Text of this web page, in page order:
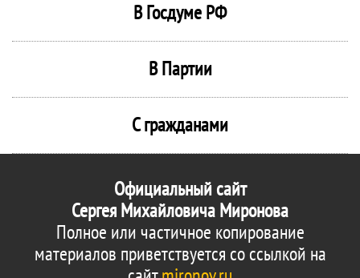
В Госдуме РФ
В Партии
С гражданами
Официальный сайт
Сергея Михайловича Миронова
Полное или частичное копирование
материалов приветствуется со ссылкой на